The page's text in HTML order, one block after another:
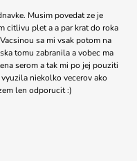
Musim povedat ze je
citlivu plet a a par krat do roka
sa mi vsak potom na
tomu zabranila a vobec ma
serom a tak mi po jej pouziti
niekolko vecerov ako
len odporucit :)